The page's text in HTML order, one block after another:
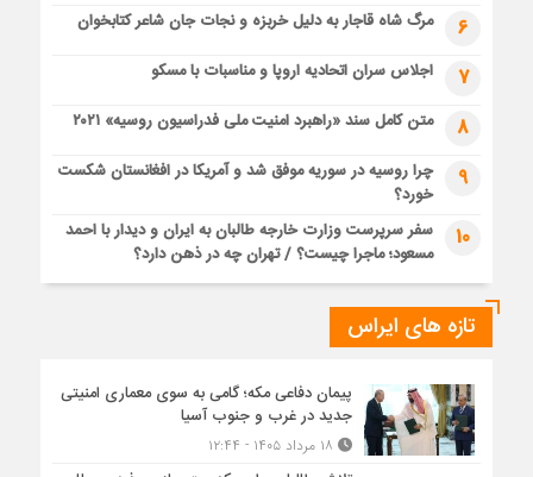
6 مرگ شاه قاجار به دلیل خربزه و نجات جان شاعر کتابخوان
7 اجلاس سران اتحادیه اروپا و مناسبات با مسکو
8 متن کامل سند «راهبرد امنیت ملی فدراسیون روسیه» ۲۰۲۱
9
چرا روسیه در سوریه موفق شد و آمریکا در افغانستان شکست
خورد؟
10
سفر سرپرست وزارت خارجه طالبان به ایران و دیدار با احمد
مسعود؛ ماجرا چیست؟ / تهران چه در ذهن دارد؟
تازه های ایراس
پیمان دفاعی مکه؛ گامی به سوی معماری امنیتی
جدید در غرب و جنوب آسیا